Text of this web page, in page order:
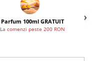
Parfum 100ml GRATUIT
La comenzi peste 200 RON